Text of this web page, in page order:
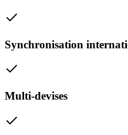
Synchronisation
Multi-devises